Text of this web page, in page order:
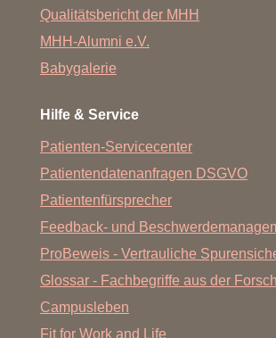
Qualitätsbericht der MHH
MHH-Alumni e.V.
Babygalerie
Hilfe & Service
Patienten-Servicecenter
Patientendatenanfragen DSGVO
Patientenfürsprecher
Feedback- und
ProBeweis - Vertrauliche
Glossar - Fachbegriffe aus der
Campusleben
Fit for Work and Life